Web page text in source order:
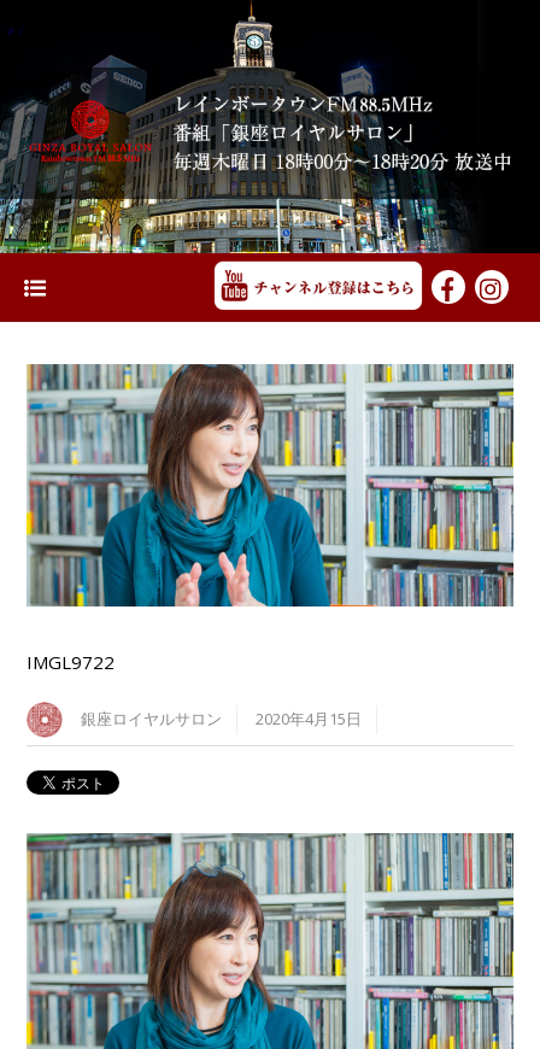
IMGL9722
銀座ロイヤルサロン 2020年4月15日